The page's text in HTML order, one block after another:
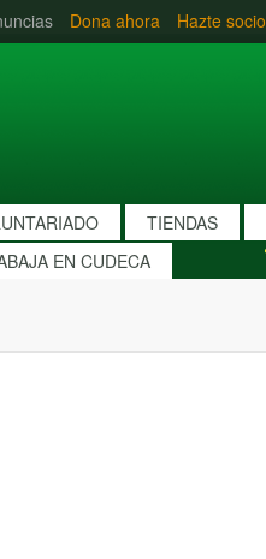
Dona ahora Hazte socio
TIENDAS
EN CUDECA